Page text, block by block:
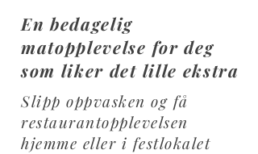
En bedagelig
matopplevelse for deg
som liker det lille ekstra
Slipp oppvasken og få
restaurantopplevelsen
hjemme eller i festlokalet